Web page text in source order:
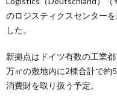
のロジスティクスセンター
した。
新拠点はドイツ有数の工業
万㎡の敷地内に2棟合計で約
消費財を取り扱う予定。